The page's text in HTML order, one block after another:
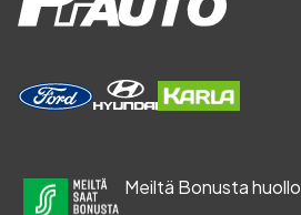
Meiltä Bonusta